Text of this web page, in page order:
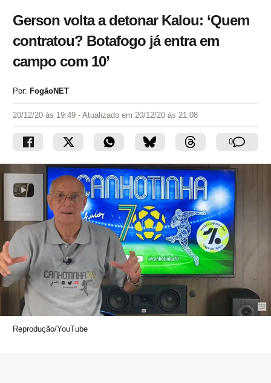
Gerson volta a detonar Kalou: ‘Quem
contratou? Botafogo já entra em
campo com 10’
Por: FogãoNET
20/12/20 às 19:49 - Atualizado em 20/12/20 às 21:08
0
Reprodução/YouTube